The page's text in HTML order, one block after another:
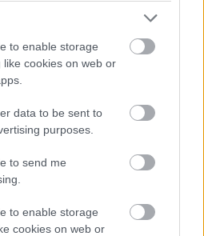
to enable storage
cookies on web or
data to be sent to
purposes.
to send me
to enable storage
cookies on web or
koránt sincs arról szó, hogy
jelentenének igazi célpontot az
Ugyanis a kisebb cégek egyre
hiszen ezek esetében
annyira korszerű és fejlett
illetve eszközök, mint a
a rendszergazdák és